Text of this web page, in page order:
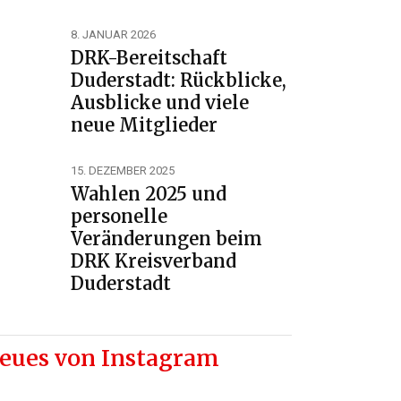
8. JANUAR 2026
DRK-Bereitschaft
Duderstadt: Rückblicke,
Ausblicke und viele
neue Mitglieder
15. DEZEMBER 2025
Wahlen 2025 und
personelle
Veränderungen beim
DRK Kreisverband
Duderstadt
von Instagram